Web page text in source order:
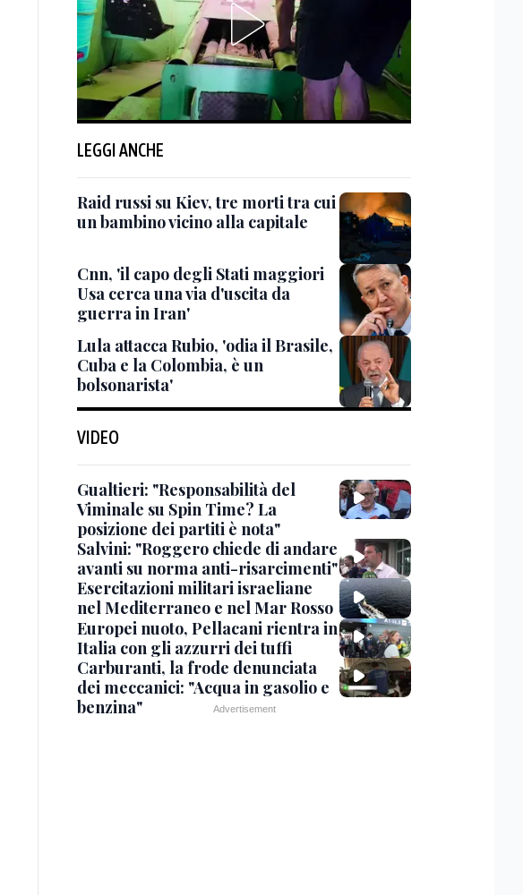
LEGGI ANCHE
Raid russi su Kiev, tre morti tra cui
un bambino vicino alla capitale
Cnn, 'il capo degli Stati maggiori
Usa cerca una via d'uscita da
guerra in Iran'
Lula attacca Rubio, 'odia il Brasile,
Cuba e la Colombia, è un
bolsonarista'
VIDEO
Gualtieri: "Responsabilità del
Viminale su Spin Time? La
posizione dei partiti è nota"
Salvini: "Roggero chiede di andare
avanti su norma anti-risarcimenti"
Esercitazioni militari israeliane
nel Mediterraneo e nel Mar Rosso
Europei nuoto, Pellacani rientra in
Italia con gli azzurri dei tuffi
Carburanti, la frode denunciata
dei meccanici: "Acqua in gasolio e
benzina"